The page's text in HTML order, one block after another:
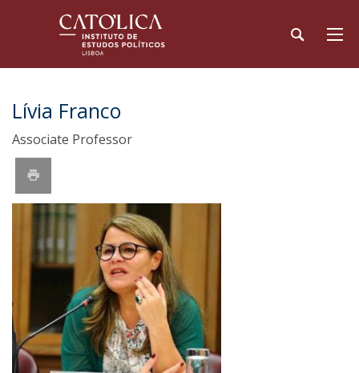
Lívia Franco
Associate Professor